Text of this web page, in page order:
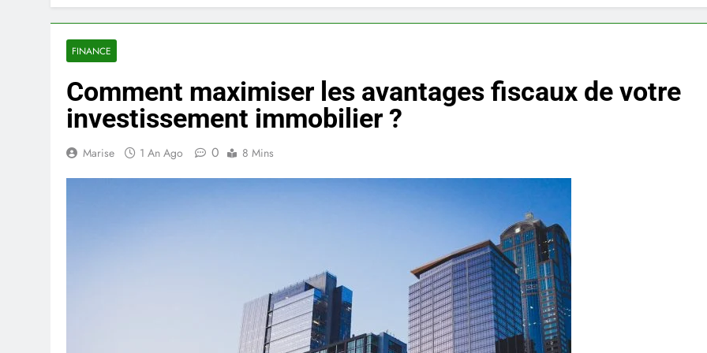
FINANCE
Comment maximiser les avantages fiscaux de votre
investissement immobilier ?
Marise 1 An Ago 0 8 Mins